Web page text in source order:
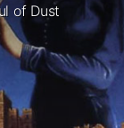
of Dust